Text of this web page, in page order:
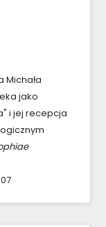
Michała
jako
i jej recepcja